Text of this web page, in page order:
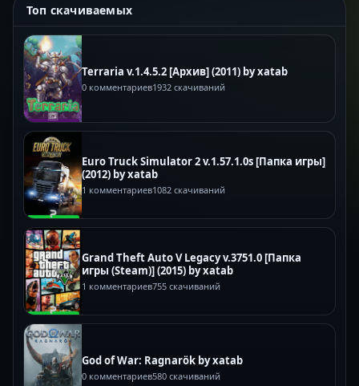
Топ скачиваемых
Terraria v.1.4.5.2 [Архив] (2011) by xatab
0 комментариев1932 скачиваний
Euro Truck Simulator 2 v.1.57.1.0s [Папка игры]
(2012) by xatab
1 комментариев1082 скачиваний
Grand Theft Auto V Legacy v.3751.0 [Папка
игры (Steam)] (2015) by xatab
1 комментариев755 скачиваний
God of War: Ragnarök by xatab
0 комментариев580 скачиваний